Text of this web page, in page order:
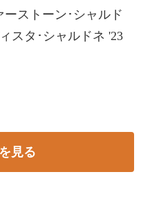
ーストーン･シャルド
スタ･シャルドネ '23
見る